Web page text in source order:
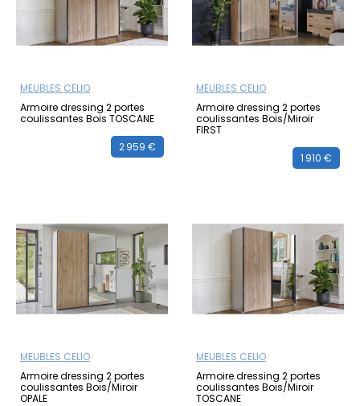
MEUBLES CELIO
Armoire dressing 2 portes
coulissantes Bois TOSCANE
2 959 €
MEUBLES CELIO
Armoire dressing 2 portes
coulissantes Bois/Miroir
FIRST
1 910 €
MEUBLES CELIO
Armoire dressing 2 portes
coulissantes Bois/Miroir
OPALE
MEUBLES CELIO
Armoire dressing 2 portes
coulissantes Bois/Miroir
TOSCANE